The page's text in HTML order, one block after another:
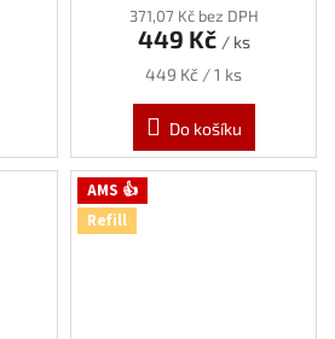
371,07 Kč bez DPH
449 Kč / ks
Měrná
449 Kč / 1 ks
Do košíku
AMS 👍
Refill